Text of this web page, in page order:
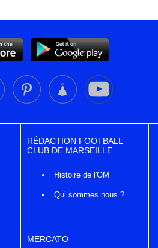
RÉDACTION FOOTBALL
CLUB DE MARSEILLE
Histoire de l'OM
Qui sommes nous ?
MERCATO